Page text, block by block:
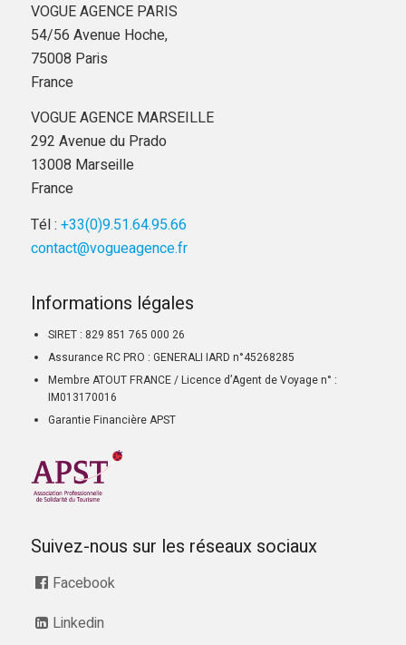
VOGUE AGENCE PARIS
54/56 Avenue Hoche,
75008 Paris
France
VOGUE AGENCE MARSEILLE
292 Avenue du Prado
13008 Marseille
France
Tél : +33(0)9.51.64.95.66
contact@vogueagence.fr
Informations légales
SIRET : 829 851 765 000 26
Assurance RC PRO : GENERALI IARD n°45268285
Membre ATOUT FRANCE / Licence d’Agent de Voyage n° :
IM013170016
Garantie Financière APST
Suivez-nous sur les réseaux sociaux
Facebook
Linkedin